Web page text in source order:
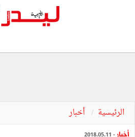
الرئيسية أخبار
أخبار - 2018.05.11